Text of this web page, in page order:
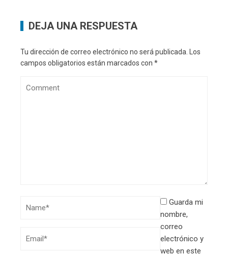
DEJA UNA RESPUESTA
Tu dirección de correo electrónico no será publicada. Los
campos obligatorios están marcados con *
Guarda mi
nombre,
correo
electrónico y
web en este